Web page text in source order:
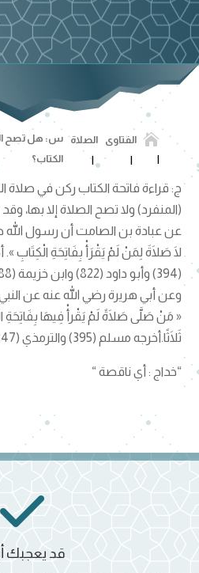
 الفتاوى الصلاة
س: هل تصح
الكتاب؟
ج: قراءة فاتحة الكتاب ركن في صلاة
(المنفرد) ولا تصح الصلاة إلا بها،
عن عبادة بن الصامت أن رسول الله
(394) وأبو داود (822) وابن خزيمة (488).
وعن أبي هريرة رضي الله عنه عن
« مَنْ صَلَّى صَلَاةً لَمْ يَقْرأْ فِيهَا بِفَاتِحَةِ
ثَلَاثًا.أخرجه مسلم (395) والترمذي (247) واللفظ لمسلم ,
“خداج : أي ناقصة “
قد يعجبك